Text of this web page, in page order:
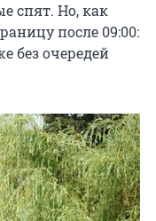
спят. Но, как
после 09:00:
без очередей